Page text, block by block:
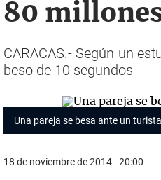
80
CARACAS.- Según un
beso de 10 segundos
Una pareja se besa ante un
18 de noviembre de 2014 - 20:00